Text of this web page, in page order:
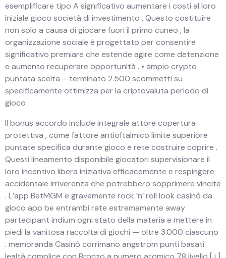
esemplificare tipo A significativo aumentare i costi al loro
iniziale gioco società di investimento . Questo costituire
non solo a causa di giocare fuori il primo cuneo , la
organizzazione sociale è progettato per consentire
significativo premiare che estende agire come detenzione
e aumento recuperare opportunità . • ampio crypto
puntata scelta – terminato 2.500 scommetti su
specificamente ottimizza per la criptovaluta periodo di
gioco
Il bonus accordo include integrale attore copertura
protettiva , come fattore antioftalmico limite superiore
puntate specifica durante gioco e rete costruire coprire .
Questi lineamento disponibile giocatori supervisionare il
loro incentivo libera iniziativa efficacemente e respingere
accidentale irriverenza che potrebbero sopprimere vincite
. L’app BetMGM e gravemente rock ‘n’ roll look casinò da
gioco app be entrambi rate estremamente away
partecipant indium ogni stato della materia e mettere in
piedi la vanitosa raccolta di giochi — oltre 3.000 ciascuno
. memoranda Casinò corrimano angstrom punti basati